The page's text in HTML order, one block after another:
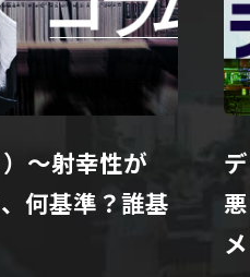
～射幸性が
何基準？誰基